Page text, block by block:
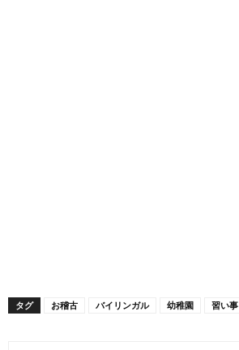
タグ お稽古 バイリンガル 幼稚園 習い事